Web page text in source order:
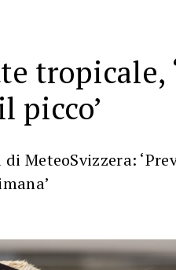
tropicale,
picco’
MeteoSvizzera: